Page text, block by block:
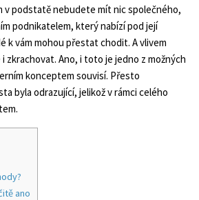
v podstatě nebudete mít nic společného,
podnikatelem, který nabízí pod její
k vám mohou přestat chodit. A vlivem
zkrachovat. Ano, i toto je jedno z možných
konceptem souvisí. Přesto
byla odrazující, jelikož v rámci celého
ano